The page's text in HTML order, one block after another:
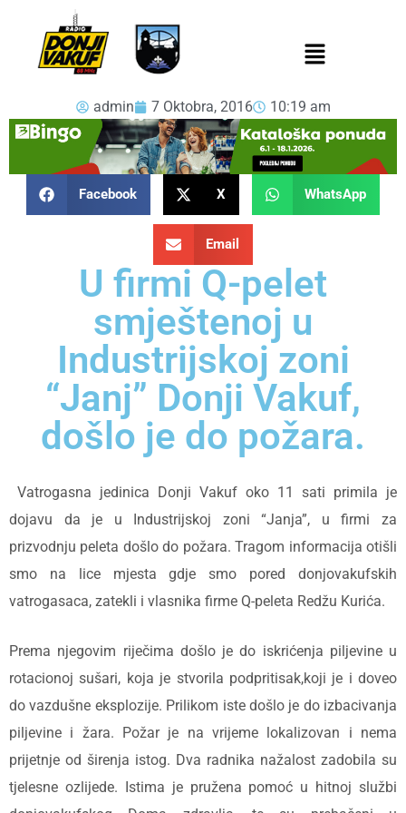
admin 7 Oktobra, 2016 10:19 am
Facebook X WhatsApp
Email
U firmi Q-pelet
smještenoj u
Industrijskoj zoni
“Janj” Donji Vakuf,
došlo je do požara.
Vatrogasna jedinica Donji Vakuf oko 11 sati primila je
dojavu da je u Industrijskoj zoni “Janja”, u firmi za
prizvodnju peleta došlo do požara. Tragom informacija otišli
smo na lice mjesta gdje smo pored donjovakufskih
vatrogasaca, zatekli i vlasnika firme Q-peleta Redžu Kurića.
Prema njegovim riječima došlo je do iskrićenja piljevine u
rotacionoj sušari, koja je stvorila podpritisak,koji je i doveo
do vazdušne eksplozije. Prilikom iste došlo je do izbacivanja
piljevine i žara. Požar je na vrijeme lokalizovan i nema
prijetnje od širenja istog. Dva radnika nažalost zadobila su
tjelesne ozlijede. Istima je pružena pomoć u hitnoj službi